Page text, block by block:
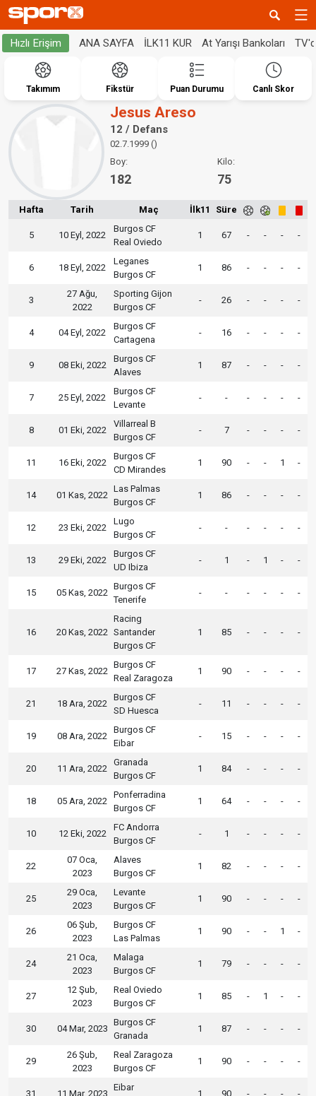
Hızlı Erişim ANA SAYFA İLK11 KUR At Yarışı Bankoları
Takımım Fikstür Puan Durumu Canlı Skor
Jesus Areso
12 / Defans
02.7.1999 ()
Boy:
182
Kilo:
75
Hafta Tarih Maç İlk11 Süre
5 10 Eyl, 2022
Burgos CF
Real Oviedo
1 67 - - - -
6 18 Eyl, 2022
Leganes
Burgos CF
1 86 - - - -
3
27 Ağu,
2022
Sporting Gijon
Burgos CF
- 26 - - - -
4 04 Eyl, 2022
Burgos CF
Cartagena
- 16 - - - -
9 08 Eki, 2022
Burgos CF
Alaves
1 87 - - - -
7 25 Eyl, 2022
Burgos CF
Levante
- - - - - -
8 01 Eki, 2022
Villarreal B
Burgos CF
- 7 - - - -
11 16 Eki, 2022
Burgos CF
CD Mirandes
1 90 - - 1 -
14 01 Kas, 2022
Las Palmas
Burgos CF
1 86 - - - -
12 23 Eki, 2022
Lugo
Burgos CF
- - - - - -
13 29 Eki, 2022
Burgos CF
UD Ibiza
- 1 - 1 - -
15 05 Kas, 2022
Burgos CF
Tenerife
- - - - - -
16 20 Kas, 2022
Racing
Santander
Burgos CF
1 85 - - - -
17 27 Kas, 2022
Burgos CF
Real Zaragoza
1 90 - - - -
21 18 Ara, 2022
Burgos CF
SD Huesca
- 11 - - - -
19 08 Ara, 2022
Burgos CF
Eibar
- 15 - - - -
20 11 Ara, 2022
Granada
Burgos CF
1 84 - - - -
18 05 Ara, 2022
Ponferradina
Burgos CF
1 64 - - - -
10 12 Eki, 2022
FC Andorra
Burgos CF
- 1 - - - -
22
07 Oca,
2023
Alaves
Burgos CF
1 82 - - - -
25
29 Oca,
2023
Levante
Burgos CF
1 90 - - - -
26
06 Şub,
2023
Burgos CF
Las Palmas
1 90 - - 1 -
24
21 Oca,
2023
Malaga
Burgos CF
1 79 - - - -
27
12 Şub,
2023
Real Oviedo
Burgos CF
1 85 - 1 - -
30 04 Mar, 2023
Burgos CF
Granada
1 87 - - - -
29
26 Şub,
2023
Real Zaragoza
Burgos CF
1 90 - - - -
31 11 Mar, 2023
Eibar
1 90 - - - -